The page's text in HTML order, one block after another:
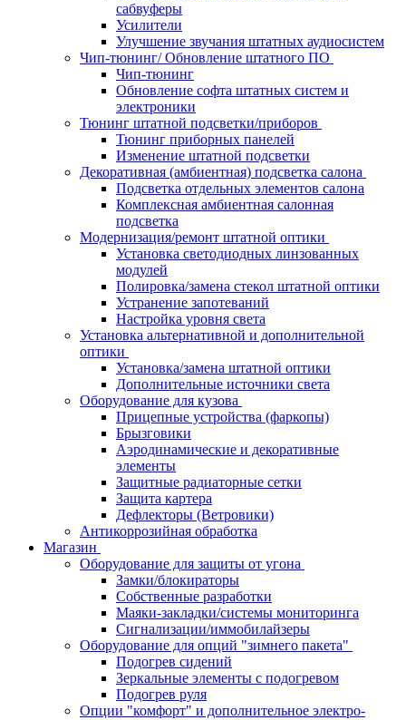
сабвуферы
Усилители
Улучшение звучания штатных аудиосистем
Чип-тюнинг/ Обновление штатного ПО
Чип-тюнинг
Обновление софта штатных систем и
электроники
Тюнинг штатной подсветки/приборов
Тюнинг приборных панелей
Изменение штатной подсветки
Декоративная (амбиентная) подсветка салона
Подсветка отдельных элементов салона
Комплексная амбиентная салонная
подсветка
Модернизация/ремонт штатной оптики
Установка светодиодных линзованных
модулей
Полировка/замена стекол штатной оптики
Устранение запотеваний
Настройка уровня света
Установка альтернативной и дополнительной
оптики
Установка/замена штатной оптики
Дополнительные источники света
Оборудование для кузова
Прицепные устройства (фаркопы)
Брызговики
Аэродинамические и декоративные
элементы
Защитные радиаторные сетки
Защита картера
Дефлекторы (Ветровики)
Антикоррозийная обработка
Магазин
Оборудование для защиты от угона
Замки/блокираторы
Собственные разработки
Маяки-закладки/системы мониторинга
Сигнализации/иммобилайзеры
Оборудование для опций "зимнего пакета"
Подогрев сидений
Зеркальные элементы с подогревом
Подогрев руля
Опции "комфорт" и дополнительное электро-